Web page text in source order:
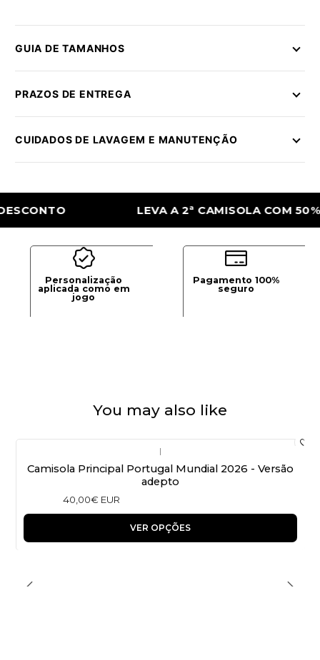
GUIA DE TAMANHOS
PRAZOS DE ENTREGA
CUIDADOS DE LAVAGEM E MANUTENÇÃO
LEVA A 2ª CAMISOLA COM 50% DE
Personalização
aplicada como em
jogo
Pagamento 100%
seguro
You may also like
|
Camisola Principal Portugal Mundial 2026 - Versão
adepto
40,00€ EUR
VER OPÇÕES